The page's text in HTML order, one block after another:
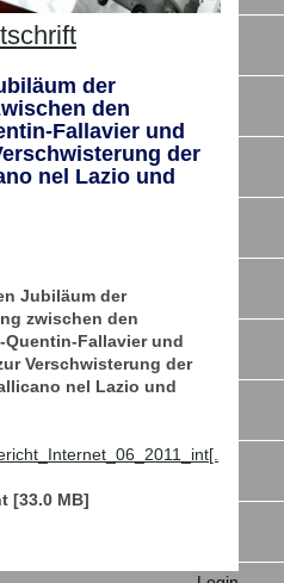
der
den
Fallavier und
der
nel Lazio und
Jubiläum der
zwischen den
Quentin-Fallavier und
Verschwisterung der
nel Lazio und
[33.0 MB]